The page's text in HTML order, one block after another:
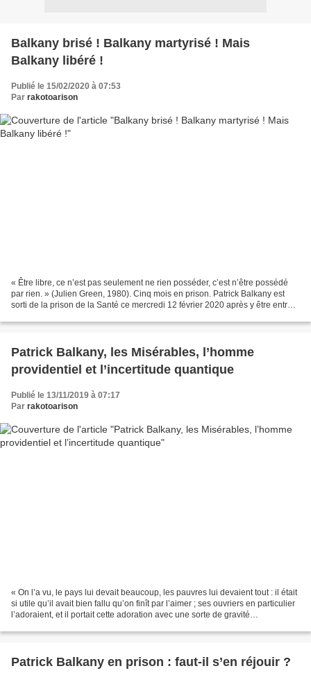
Balkany brisé ! Balkany martyrisé ! Mais
Balkany libéré !
Publié le 15/02/2020 à 07:53
Par rakotoarison
« Être libre, ce n’est pas seulement ne rien posséder, c’est n’être possédé
par rien. » (Julien Green, 1980). Cinq mois en prison. Patrick Balkany est
sorti de la prison de la Santé ce mercredi 12 février 2020 après y être entré
Patrick Balkany, les Misérables, l’homme
providentiel et l’incertitude quantique
Publié le 13/11/2019 à 07:17
Par rakotoarison
« On l’a vu, le pays lui devait beaucoup, les pauvres lui devaient tout : il était
si utile qu’il avait bien fallu qu’on finît par l’aimer ; ses ouvriers en particulier
l’adoraient, et il portait cette adoration avec une sorte de gravité
Patrick Balkany en prison : faut-il s’en réjouir ?